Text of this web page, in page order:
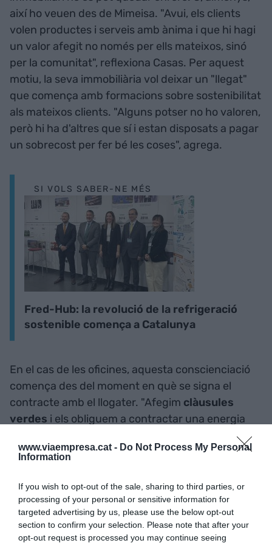
www.viaempresa.cat - Do Not Process My Personal
Information
If you wish to opt-out of the sale, sharing to third parties, or
processing of your personal or sensitive information for
targeted advertising by us, please use the below opt-out
section to confirm your selection. Please note that after your
opt-out request is processed you may continue seeing
així ho veuen des de Mimeisa. "Avui, els clients
volen productes i serveis amb ànima i que hi hagi
un valor afegit no només per ells mateixos, sinó
per la comunitat", reflexiona Casas. Per aquest
motiu, la seva immobiliària vol deixar un "llegat"
que comença amb formacions sobre sostenibilitat
als mateixos clients. "Alguns potser no ho valoren,
però hi ha d'altres que sí i estan disposats a pagar
un sobrecost per fer bé les coses", agrega.
SI VOLS SABER-NE MÉS
Fred-Hub: la revolució de la refrigeració
sostenible comença a Catalunya
En el cas de les oficines, aquesta conscienciació
comença des del moment en què se signa el
contracte amb el llogater. "Afegim clàusules
verdes i els obliguem a contractar una energia
Òbviament, nosaltres els ajudem", puntualitza. És
sostenibles" que estipulen als documents. "És
curiós perquè ningú es queixa. Alguns poden
criticar el preu o les carències, però de la clàusula
de sostenibilitat ningú se'ns ha queixat", comenta